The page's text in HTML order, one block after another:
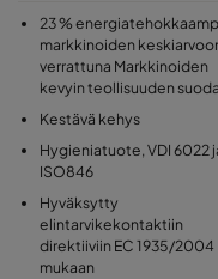
23 %
markkinoiden
verrattuna Markkinoiden
kevyin teollisuuden
Kestävä kehys
Hygieniatuote, VDI 6022
ISO846
Hyväksytty
elintarvikekontaktiin
direktiiviin EC 1935/2004
mukaan